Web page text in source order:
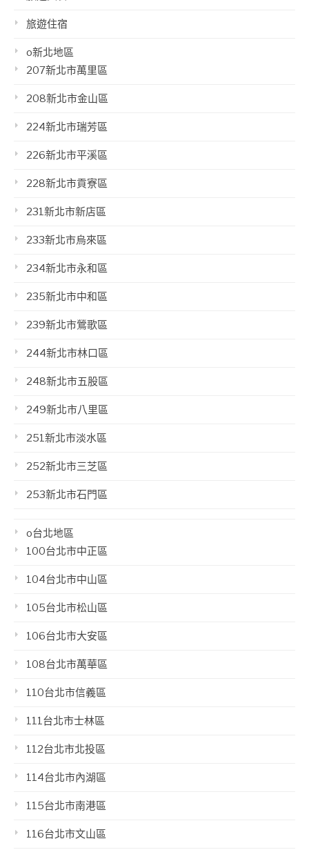
旅遊住宿
o新北地區
207新北市萬里區
208新北市金山區
224新北市瑞芳區
226新北市平溪區
228新北市貢寮區
231新北市新店區
233新北市烏來區
234新北市永和區
235新北市中和區
239新北市鶯歌區
244新北市林口區
248新北市五股區
249新北市八里區
251新北市淡水區
252新北市三芝區
253新北市石門區
o台北地區
100台北市中正區
104台北市中山區
105台北市松山區
106台北市大安區
108台北市萬華區
110台北市信義區
111台北市士林區
112台北市北投區
114台北市內湖區
115台北市南港區
116台北市文山區